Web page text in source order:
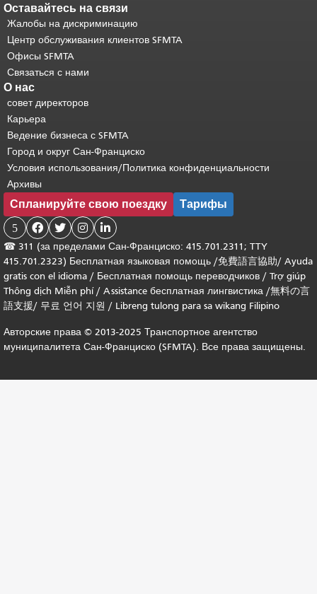
Оставайтесь на связи
Жалобы на дискриминацию
Центр обслуживания клиентов SFMTA
Офисы SFMTA
Связаться с нами
О нас
совет директоров
Карьера
Ведение бизнеса с SFMTA
Город и округ Сан-Франциско
Условия использования/Политика конфиденциальности
Архивы
Спланируйте свою поездку Тарифы
5    
☎ 311 (за пределами Сан-Франциско: 415.701.2311; TTY
415.701.2323) Бесплатная языковая помощь /免費語言協助/ Ayuda
gratis con el idioma / Бесплатная помощь переводчиков / Trợ giúp
Thông dịch Miễn phí/ Assistance бесплатная лингвистика /無料の言
語支援/ 무료 언어 지원 / Libreng tulong para sa wikang Filipino
Авторские права © 2013-2025 Транспортное агентство
муниципалитета Сан-Франциско (SFMTA). Все права защищены.